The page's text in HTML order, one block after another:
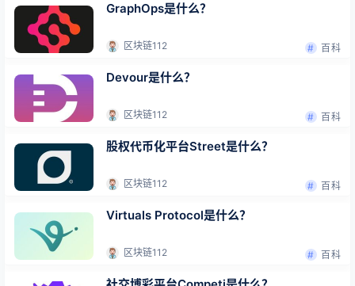
GraphOps是什么？
区块链112 百科
Devour是什么？
区块链112 百科
股权代币化平台Street是什么？
区块链112 百科
Virtuals Protocol是什么？
区块链112 百科